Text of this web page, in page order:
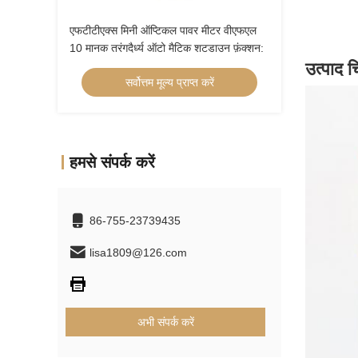
एफटीटीएक्स मिनी ऑप्टिकल पावर मीटर वीएफएल
10 मानक तरंगदैर्ध्य ऑटो मैटिक शटडाउन फ़ंक्शन:
सर्वोत्तम मूल्य प्राप्त करें
हमसे संपर्क करें
86-755-23739435
lisa1809@126.com
अभी संपर्क करें
उत्पाद